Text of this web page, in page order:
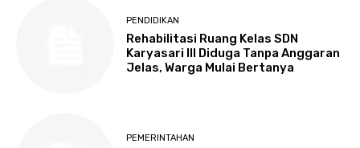
PENDIDIKAN
Rehabilitasi Ruang Kelas SDN
Karyasari III Diduga Tanpa Anggaran
Jelas, Warga Mulai Bertanya
PEMERINTAHAN